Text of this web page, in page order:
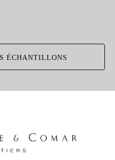
ÉCHANTILLONS